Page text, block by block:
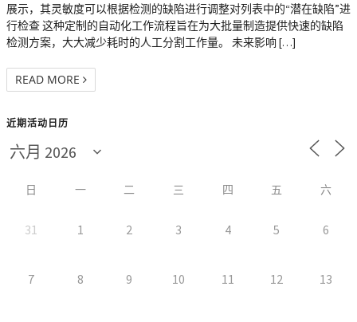
展示，其灵敏度可以根据检测的缺陷进行调整对列表中的“潜在缺陷”进
行检查 这种定制的自动化工作流程旨在为大批量制造提供快速的缺陷
检测方案，大大减少耗时的人工分割工作量。 未来影响 […]
READ MORE
近期活动日历
日 一 二 三 四 五 六
31 1 2 3 4 5 6
7 8 9 10 11 12 13